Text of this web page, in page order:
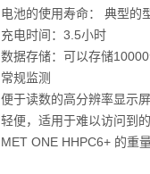
电池的使用寿命： 典型的
充电时间：3.5小时
数据存储：可以存储
常规监测
便于读数的高分辨率显示
轻便，适用于难以访问到
MET ONE HHPC6+ 的重